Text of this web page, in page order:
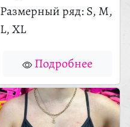
Размерный ряд: S, M,
L, XL
Подробнее